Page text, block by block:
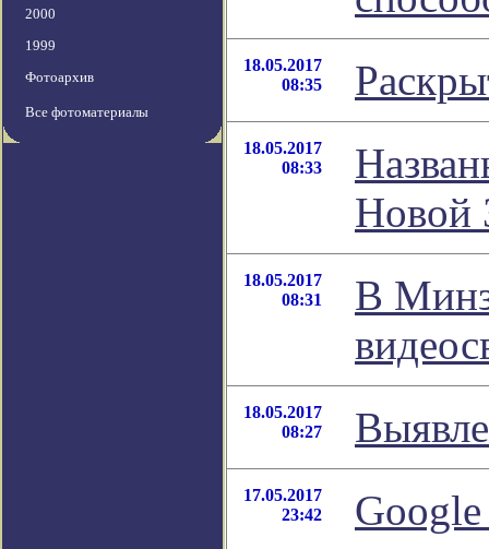
2000
1999
Фотоархив
Все фотоматериалы
18.05.2017
08:35
18.05.2017
08:33
Новой
18.05.2017
08:31
В
18.05.2017
08:27
17.05.2017
23:42